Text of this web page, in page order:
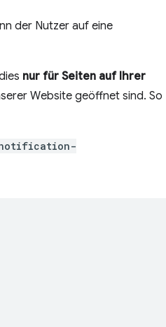
der Nutzer auf eine
nur für Seiten auf Ihrer
Website geöffnet sind. So
notification-